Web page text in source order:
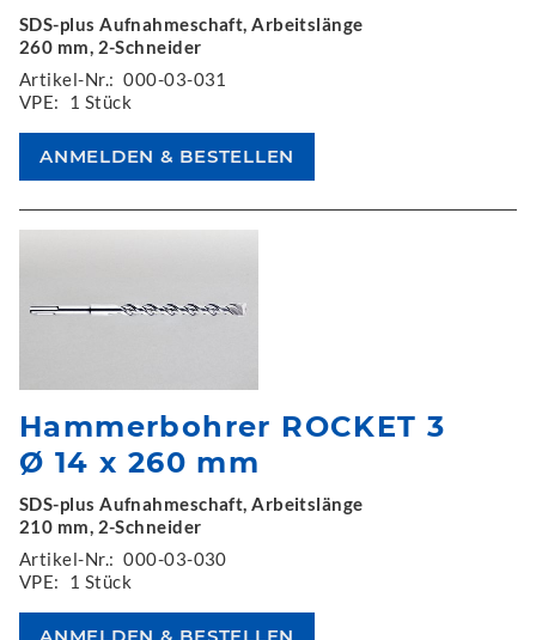
SDS-plus Aufnahmeschaft, Arbeitslänge
260 mm, 2-Schneider
Artikel-Nr.: 000-03-031
VPE:
1 Stück
Hammerbohrer ROCKET 3
Ø 14 x 260 mm
SDS-plus Aufnahmeschaft, Arbeitslänge
210 mm, 2-Schneider
Artikel-Nr.: 000-03-030
VPE:
1 Stück